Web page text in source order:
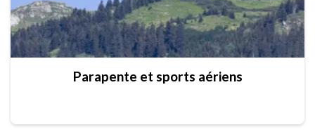
Parapente et sports aériens